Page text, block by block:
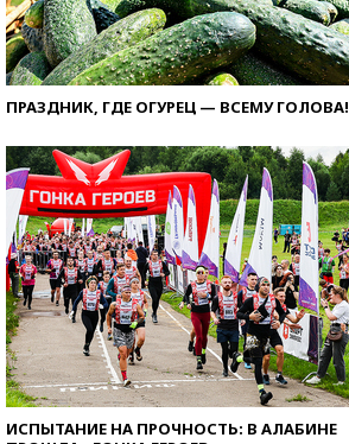
ПРАЗДНИК, ГДЕ ОГУРЕЦ — ВСЕМУ ГОЛОВА!
ИСПЫТАНИЕ НА ПРОЧНОСТЬ: В АЛАБИНЕ